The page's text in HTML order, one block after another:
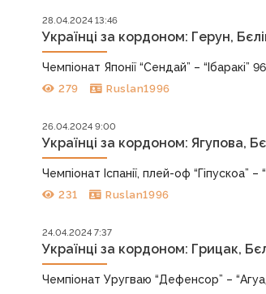
28.04.2024 13:46
Українці за кордоном: Герун,
Чемпіонат Японії “Сендай” – “Ібаракі”
279 Ruslan1996
26.04.2024 9:00
Українці за кордоном: Ягупова,
Чемпіонат Іспанії, плей-оф “Гіпускоа”
231 Ruslan1996
24.04.2024 7:37
Українці за кордоном: Грицак,
Чемпіонат Уругваю “Дефенсор” –